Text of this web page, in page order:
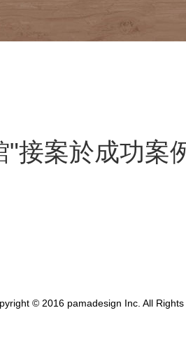
接案於成功案
© 2016 pamadesign Inc. All